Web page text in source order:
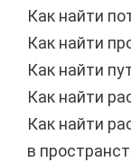
Как найти
Как найти
Как найти
Как найти
Как найти
в